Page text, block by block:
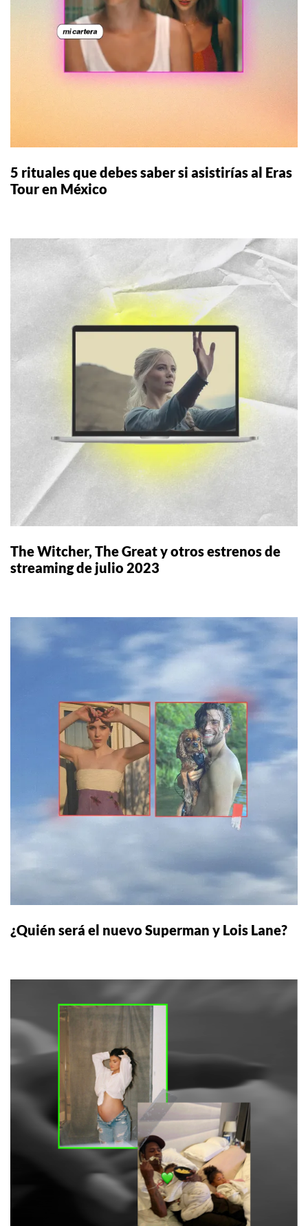
5 rituales que debes saber si asistirías al Eras
Tour en México
The Witcher, The Great y otros estrenos de
streaming de julio 2023
¿Quién será el nuevo Superman y Lois Lane?